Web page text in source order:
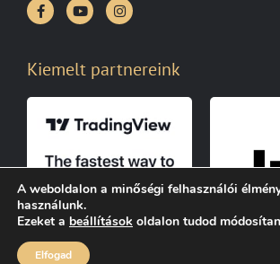
Kiemelt partnereink
A weboldalon a minőségi felhasználói
használunk.
Ezeket a beállítások oldalon tudod
Elfogad